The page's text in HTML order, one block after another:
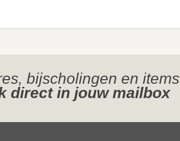
bijscholingen en items
direct in jouw mailbox